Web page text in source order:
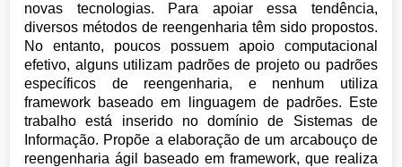
novas tecnologias. Para apoiar essa tendência,
diversos métodos de reengenharia têm sido propostos.
No entanto, poucos possuem apoio computacional
efetivo, alguns utilizam padrões de projeto ou padrões
específicos de reengenharia, e nenhum utiliza
framework baseado em linguagem de padrões. Este
trabalho está inserido no domínio de Sistemas de
Informação. Propõe a elaboração de um arcabouço de
reengenharia ágil baseado em framework, que realiza